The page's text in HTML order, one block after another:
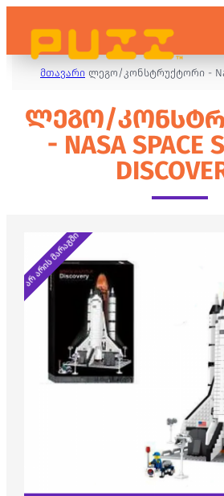
მთავარი ლეგო/კონსტრუქტორი -
ᲚᲔᲒᲝ/
- NASA SPACE
არ არის მარაგში